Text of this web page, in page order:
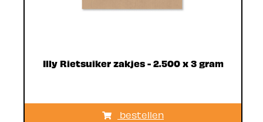
Illy Rietsuiker zakjes - 2.500 x 3 gram
bestellen